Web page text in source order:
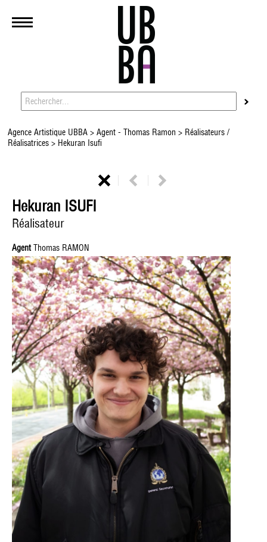
Agence Artistique UBBA>Agent - Thomas Ramon > Réalisateurs /
Réalisatrices> Hekuran Isufi
Hekuran ISUFI
Réalisateur
AgentThomas RAMON